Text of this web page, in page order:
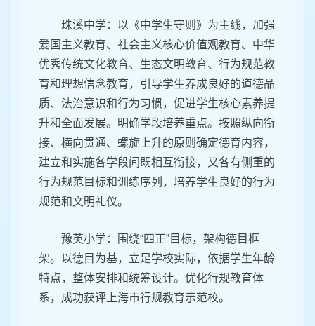
珠溪中学：以《中学生守则》为主线，加强
爱国主义教育、社会主义核心价值观教育、中华
优秀传统文化教育、生态文明教育、行为规范教
育和理想信念教育，引导学生养成良好的道德品
质、法治意识和行为习惯，促进学生核心素养提
升和全面发展。明确学段培养重点。按照纵向衔
接、横向贯通、螺旋上升的原则确定德育内容，
建立和实施各学段间既相互衔接，又各有侧重的
行为规范目标和训练序列，培养学生良好的行为
规范和文明礼仪。
豫英小学：围绕“四正”目标，架构德目框
架。以德目为基，立足学校实际，依据学生年龄
特点，整体安排和统筹设计。优化行规教育体
系，成功获评上海市行规教育示范校。